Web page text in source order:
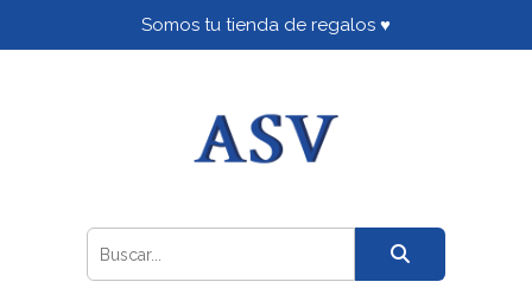
Somos tu tienda de regalos ♥